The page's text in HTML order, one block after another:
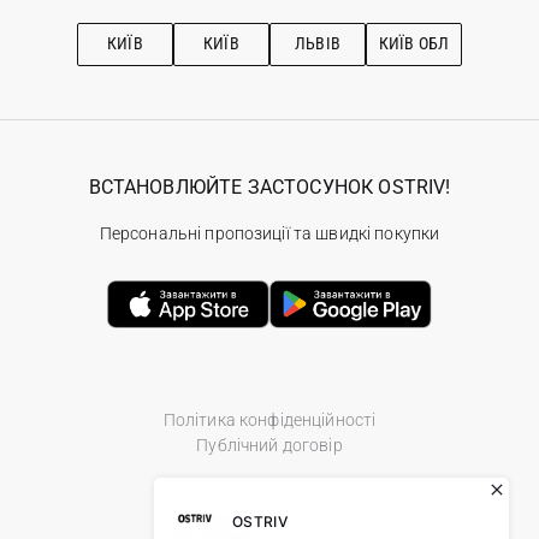
Рекомендації з догляду
КИЇВ КИЇВ ЛЬВІВ КИЇВ ОБЛ
Політика конфіденційності
Публічний договір
ВСТАНОВЛЮЙТЕ ЗАСТОСУНОК OSTRIV!
Персональні пропозиції та швидкі покупки